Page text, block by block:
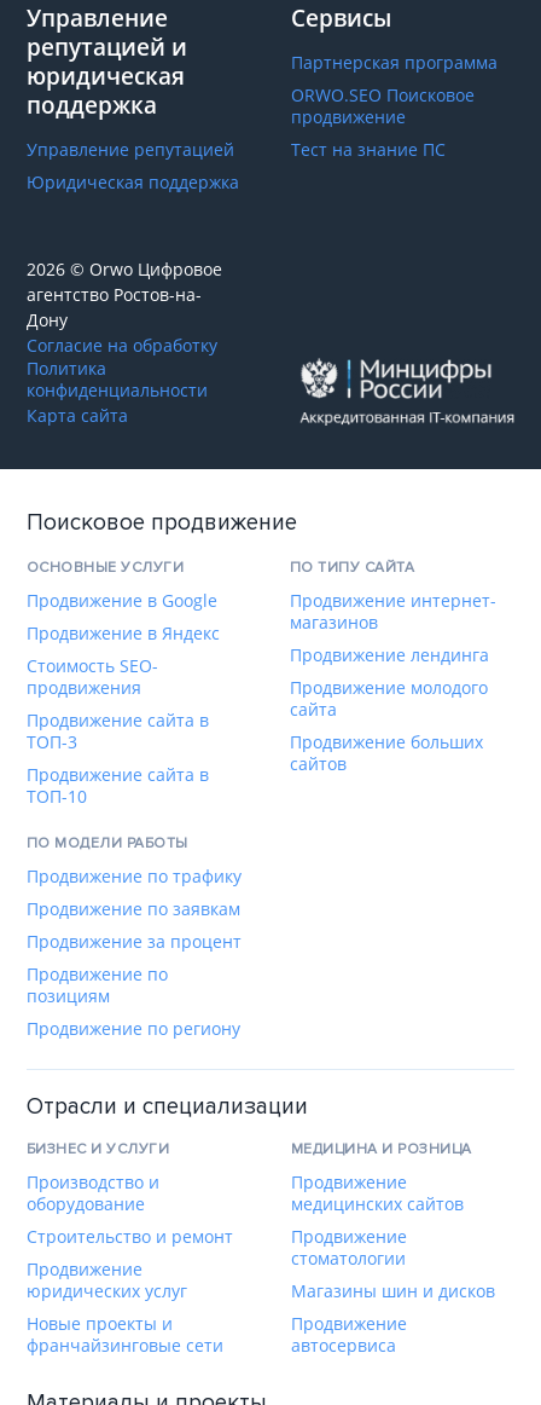
Управление
репутацией и
юридическая
поддержка
Управление репутацией
Юридическая поддержка
Сервисы
Партнерская программа
ORWO.SEO Поисковое
продвижение
Тест на знание ПС
2026 © Orwo Цифровое
агентство Ростов-на-
Дону
Согласие на обработку
Политика
конфиденциальности
Карта сайта
Поисковое продвижение
ОСНОВНЫЕ УСЛУГИ
Продвижение в Google
Продвижение в Яндекс
Стоимость SEO-
продвижения
Продвижение сайта в
ТОП-3
Продвижение сайта в
ТОП-10
ПО ТИПУ САЙТА
Продвижение интернет-
магазинов
Продвижение лендинга
Продвижение молодого
сайта
Продвижение больших
сайтов
ПО МОДЕЛИ РАБОТЫ
Продвижение по трафику
Продвижение по заявкам
Продвижение за процент
Продвижение по
позициям
Продвижение по региону
Отрасли и специализации
БИЗНЕС И УСЛУГИ
Производство и
оборудование
Строительство и ремонт
Продвижение
юридических услуг
Новые проекты и
франчайзинговые сети
МЕДИЦИНА И РОЗНИЦА
Продвижение
медицинских сайтов
Продвижение
стоматологии
Магазины шин и дисков
Продвижение
автосервиса